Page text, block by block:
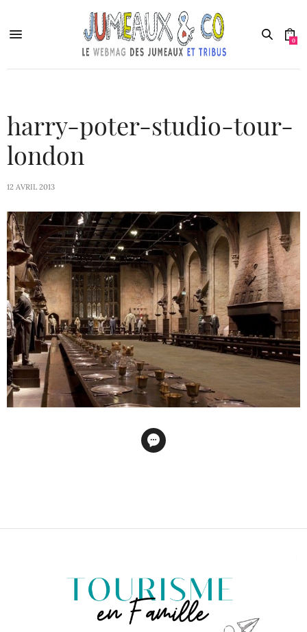
0
harry-poter-studio-tour-
london
12 AVRIL 2013